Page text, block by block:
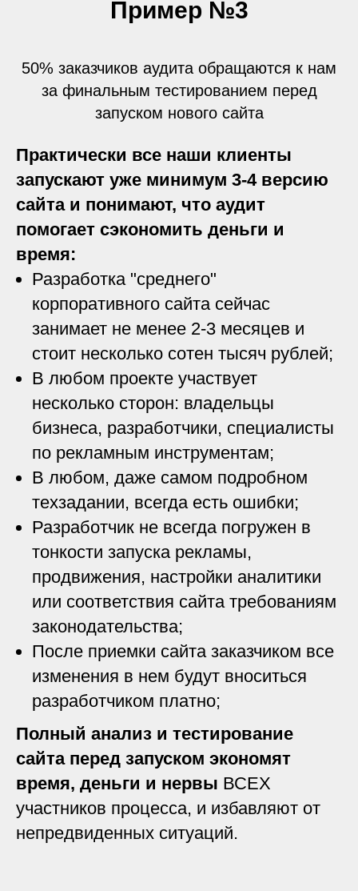
Пример №3
50% заказчиков аудита обращаются к нам
за финальным тестированием перед
запуском нового сайта
Практически все наши клиенты
запускают уже минимум 3-4 версию
сайта и понимают, что аудит
помогает сэкономить деньги и
время:
Разработка "среднего"
корпоративного сайта сейчас
занимает не менее 2-3 месяцев и
стоит несколько сотен тысяч рублей;
В любом проекте участвует
несколько сторон: владельцы
бизнеса, разработчики, специалисты
по рекламным инструментам;
В любом, даже самом подробном
техзадании, всегда есть ошибки;
Разработчик не всегда погружен в
тонкости запуска рекламы,
продвижения, настройки аналитики
или соответствия сайта требованиям
законодательства;
После приемки сайта заказчиком все
изменения в нем будут вноситься
разработчиком платно;
Полный анализ и тестирование
сайта перед запуском экономят
время, деньги и нервы ВСЕХ
участников процесса, и избавляют от
непредвиденных ситуаций.